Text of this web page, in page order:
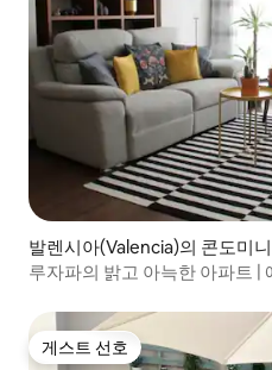
발렌시아(Valencia)의 콘도미
루자파의 밝고 아늑한 아파트 |
게스트 선호
게스트 선호